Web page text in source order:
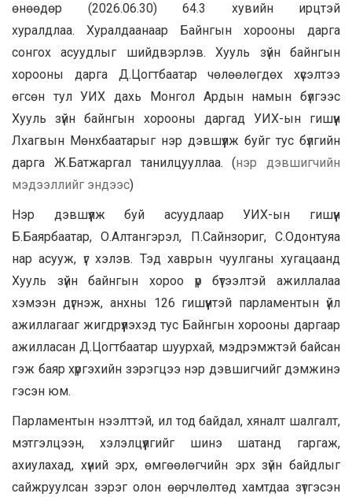
өнөөдөр (2026.06.30) 64.3 хувийн ирцтэй
хуралдлаа. Хуралдаанаар Байнгын хорооны дарга
сонгох асуудлыг шийдвэрлэв. Хууль зүйн байнгын
хорооны дарга Д.Цогтбаатар чөлөөлөгдөх хүсэлтээ
өгсөн тул УИХ дахь Монгол Ардын намын бүлгээс
Хууль зүйн байнгын хорооны даргад УИХ-ын гишүүн
Лхагвын Мөнхбаатарыг нэр дэвшүүлж буйг тус бүлгийн
дарга Ж.Батжаргал танилцууллаа. (нэр дэвшигчийн
мэдээллийг эндээс)
Нэр дэвшүүлж буй асуудлаар УИХ-ын гишүүн
Б.Баярбаатар, О.Алтангэрэл, П.Сайнзориг, С.Одонтуяа
нар асууж, үг хэлэв. Тэд хаврын чуулганы хугацаанд
Хууль зүйн байнгын хороо үр бүтээлтэй ажиллалаа
хэмээн дүгнэж, анхны 126 гишүүнтэй парламентын үйл
ажиллагааг жигдрүүлэхэд тус Байнгын хорооны даргаар
ажилласан Д.Цогтбаатар шуурхай, мэдрэмжтэй байсан
гэж баяр хүргэхийн зэрэгцээ нэр дэвшигчийг дэмжинэ
гэсэн юм.
Парламентын нээлттэй, ил тод байдал, хяналт шалгалт,
мэтгэлцээн, хэлэлцүүлгийг шинэ шатанд гаргаж,
ахиулахад, хүний эрх, өмгөөлөгчийн эрх зүйн байдлыг
сайжруулсан зэрэг олон өөрчлөлтөд хамтдаа зүтгэсэн